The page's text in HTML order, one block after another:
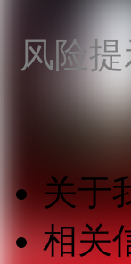
风险
关于
相关